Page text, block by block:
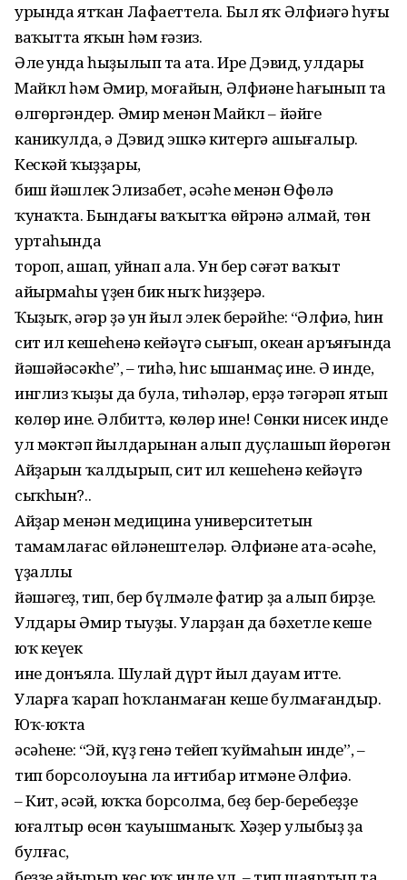
урында ятҡан Лафаеттела. Был яҡ Əлфиəгə һуңғы
ваҡытта яҡын һəм ғəзиз.
Əле унда һыҙылып таң ата. Ире Дэвид, улдары
Майкл һəм Əмир, моғайын, Əлфиəне һағынып та
өлгөргəндер. Əмир менəн Майкл – йəйге
каникулда, ə Дэвид эшкə китергə ашығалыр.
Кескəй ҡыҙҙары,
биш йəшлек Элизабет, əсəһе менəн Өфөлə
ҡунаҡта. Бындағы ваҡытҡа өйрəнə алмай, төн
уртаһында
тороп, ашап, уйнап ала. Ун бер сəғəт ваҡыт
айырмаһы үҙен бик ныҡ һиҙҙерə.
Ҡыҙыҡ, əгəр ҙə ун йыл элек берəйһе: “Əлфиə, һин
сит ил кешеһенə кейəүгə сығып, океан аръяғында
йəшəйəсəкһең”, – тиһə, һис ышанмаҫ ине. Ə инде,
инглиз ҡыҙың да була, тиһəлəр, ерҙə тəгəрəп ятып
көлөр ине. Əлбиттə, көлөр ине! Сөнки нисек инде
ул мəктəп йылдарынан алып дуҫлашып йөрөгəн
Айҙарын ҡалдырып, сит ил кешеһенə кейəүгə
сыҡһын?..
Айҙар менəн медицина университетын
тамамлағас өйлəнештелəр. Əлфиəнең ата-əсəһе,
үҙаллы
йəшəгеҙ, тип, бер бүлмəле фатир ҙа алып бирҙе.
Улдары Əмир тыуҙы. Уларҙан да бəхетле кеше
юҡ кеүек
ине донъяла. Шулай дүрт йыл дауам итте.
Уларға ҡарап һоҡланмаған кеше булмағандыр.
Юҡ-юҡта
əсəһенең: “Эй, күҙ генə тейеп ҡуймаһын инде”, –
тип борсолоуына ла иғтибар итмəне Əлфиə.
– Кит, əсəй, юҡҡа борсолма, беҙ бер-беребеҙҙе
юғалтыр өсөн ҡауышманыҡ. Хəҙер улыбыҙ ҙа
булғас,